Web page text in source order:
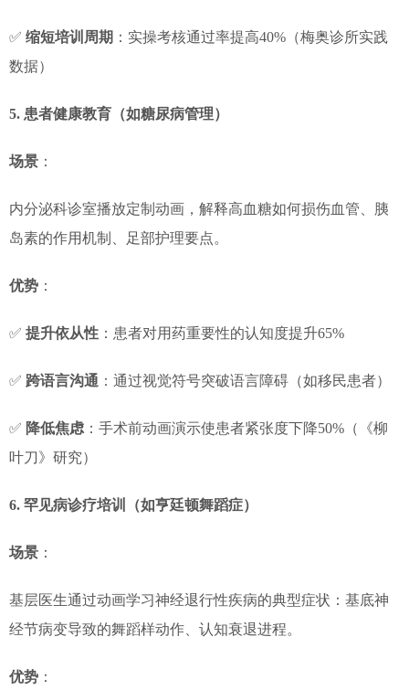
✅ 缩短培训周期 ：实操考核通过率提高40%（梅奥诊所实践
数据）
5. 患者健康教育（如糖尿病管理）
场景 ：
内分泌科诊室播放定制动画，解释高血糖如何损伤血管、胰
岛素的作用机制、足部护理要点。
优势 ：
✅ 提升依从性 ：患者对用药重要性的认知度提升65%
✅ 跨语言沟通 ：通过视觉符号突破语言障碍（如移民患者）
✅ 降低焦虑 ：手术前动画演示使患者紧张度下降50%（《柳
叶刀》研究）
6. 罕见病诊疗培训（如亨廷顿舞蹈症）
场景 ：
基层医生通过动画学习神经退行性疾病的典型症状：基底神
经节病变导致的舞蹈样动作、认知衰退进程。
优势 ：